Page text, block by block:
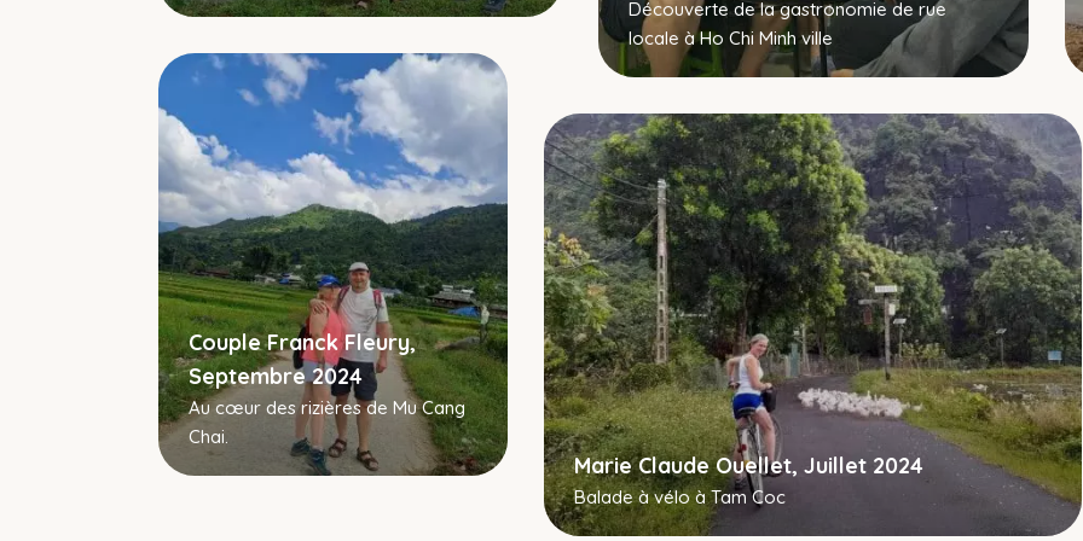
Découverte de la gastronomie de rue
locale à Ho Chi Minh ville
Couple Franck Fleury,
Septembre 2024
Au cœur des rizières de Mu Cang
Chai.
Marie Claude Ouellet, Juillet 2024
Balade à vélo à Tam Coc